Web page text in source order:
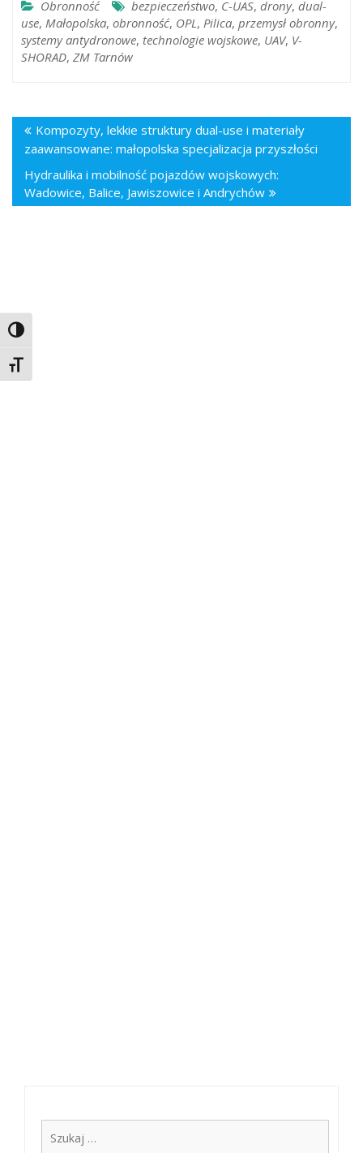
Toggle High Contrast
Toggle Font size
Obronność bezpieczeństwo, C-UAS, drony, dual-
use, Małopolska, obronność, OPL, Pilica, przemysł obronny,
systemy antydronowe, technologie wojskowe, UAV, V-
SHORAD, ZM Tarnów
Kompozyty, lekkie struktury dual-use i materiały
zaawansowane: małopolska specjalizacja przyszłości
Hydraulika i mobilność pojazdów wojskowych:
Wadowice, Balice, Jawiszowice i Andrychów